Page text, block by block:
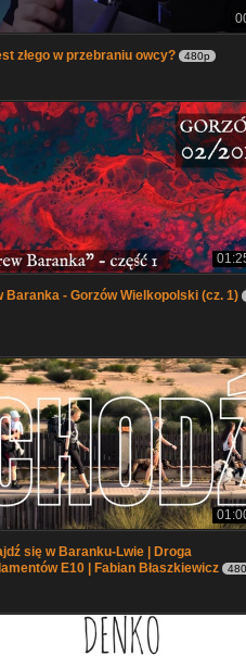
złego w przebraniu owcy? 480p
Baranka - Gorzów Wielkopolski (cz. 1)
się w Baranku-Lwie | Droga
E10 | Fabian Błaszkiewicz